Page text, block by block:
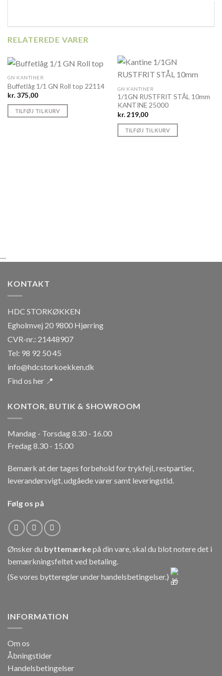
RELATEREDE VARER
GN KANTINER
Buffetlåg 1/1 GN Roll top 22114
kr.375,00
TILFØJ TIL KURV
GN KANTINER
1/1GN RUSTFRIT STÅL 10mm
KANTINE 25000
kr.219,00
TILFØJ TIL KURV
....
KONTAKT
HDC STORKØKKEN
Egholmvej 20 9800 Hjørring
CVR-nr.: 21448907
Tel: 98 92 50 45
info@hdcstorkoekken.dk
Find os her 📍
KONTOR, BUTIK & SHOWROOM
Mandag - Torsdag 8.30 - 16.00
Fredag 8.30 - 15.00
Bemærk at der tages forbehold for trykfejl, restpartier,
leverandørsvigt, udgåede varer samt leveringstid.
Følg os på
Ønsker du byttemærkepå din vare, skal du blot notere det i
bemærkningsfeltet ved betaling.
(Se vores bytteregler underhandelsbetingelser.)
INFORMATION
Om os
Åbningstider
Handelsbetingelser